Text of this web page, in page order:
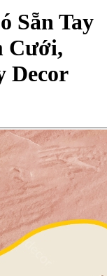
Sẵn Tay
Cưới,
Decor